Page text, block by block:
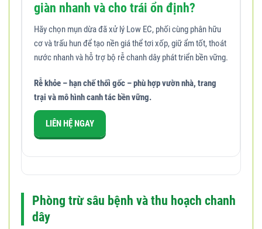
giàn nhanh và cho trái ổn định?
Hãy chọn mụn dừa đã xử lý Low EC, phối cùng phân hữu
cơ và trấu hun để tạo nền giá thể tơi xốp, giữ ẩm tốt, thoát
nước nhanh và hỗ trợ bộ rễ chanh dây phát triển bền vững.
Rễ khỏe – hạn chế thối gốc – phù hợp vườn nhà, trang
trại và mô hình canh tác bền vững.
LIÊN HỆ NGAY
Phòng trừ sâu bệnh và thu hoạch chanh
dây